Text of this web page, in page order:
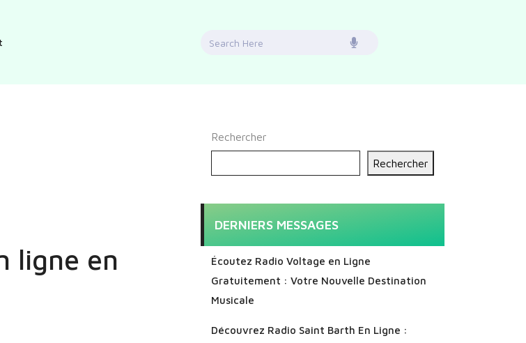
Search
ligne en
Rechercher
Rechercher
DERNIERS MESSAGES
Écoutez Radio Voltage en Ligne
Gratuitement : Votre Nouvelle Destination
Musicale
Découvrez Radio Saint Barth En Ligne :